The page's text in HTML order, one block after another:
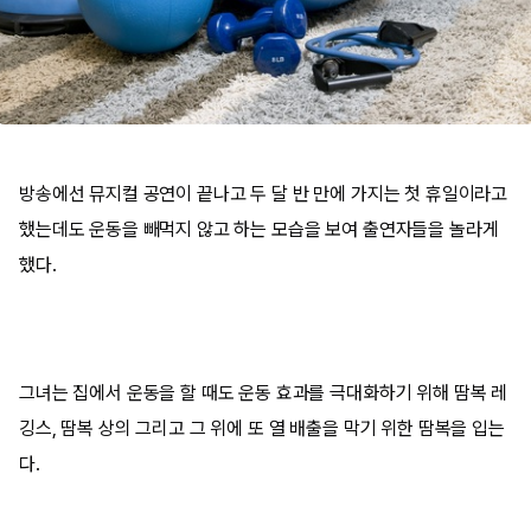
방송에선 뮤지컬 공연이 끝나고 두 달 반 만에 가지는 첫 휴일이라고
했는데도 운동을 빼먹지 않고 하는 모습을 보여 출연자들을 놀라게
했다.
그녀는 집에서 운동을 할 때도 운동 효과를 극대화하기 위해 땀복 레
깅스, 땀복 상의 그리고 그 위에 또 열 배출을 막기 위한 땀복을 입는
다.